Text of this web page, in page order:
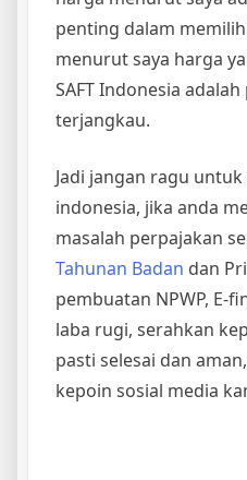
penting dalam
menurut saya harga
SAFT Indonesia
terjangkau.
Jadi jangan ragu
indonesia, jika anda
masalah perpajakan
Tahunan Badan dan
pembuatan NPWP, E-
laba rugi, serahkan
pasti selesai dan
kepoin sosial media